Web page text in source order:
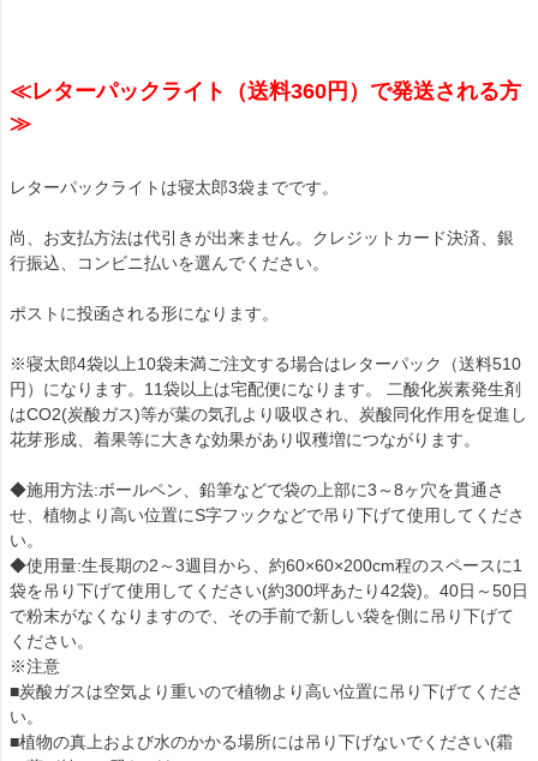
≪レターパックライト（送料360円）で発送される方
≫
レターパックライトは寝太郎3袋までです。
尚、お支払方法は代引きが出来ません。クレジットカード決済、銀
行振込、コンビニ払いを選んでください。
ポストに投函される形になります。
※寝太郎4袋以上10袋未満ご注文する場合はレターパック（送料510
円）になります。11袋以上は宅配便になります。 二酸化炭素発生剤
はCO2(炭酸ガス)等が葉の気孔より吸収され、炭酸同化作用を促進し
花芽形成、着果等に大きな効果があり収穫増につながります。
◆施用方法:ボールペン、鉛筆などで袋の上部に3～8ヶ穴を貫通さ
せ、植物より高い位置にS字フックなどで吊り下げて使用してくださ
い。
◆使用量:生長期の2～3週目から、約60×60×200cm程のスペースに1
袋を吊り下げて使用してください(約300坪あたり42袋)。40日～50日
で粉末がなくなりますので、その手前で新しい袋を側に吊り下げて
ください。
※注意
■炭酸ガスは空気より重いので植物より高い位置に吊り下げてくださ
い。
■植物の真上および水のかかる場所には吊り下げないでください(霜